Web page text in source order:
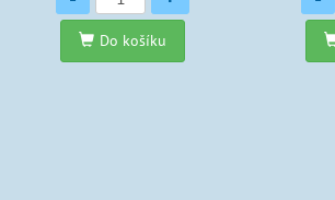
Do košíku